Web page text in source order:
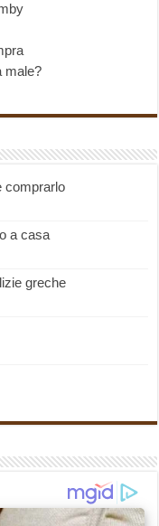
male?
comprarlo
a casa
greche